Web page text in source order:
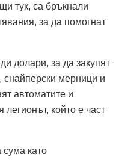
тук, са бръкнали
за да помогнат
долари, за да закупят
снайперски мерници и
автоматите и
който е част
като